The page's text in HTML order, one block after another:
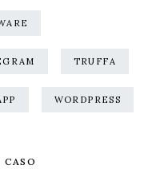
TRUFFA
WORDPRESS